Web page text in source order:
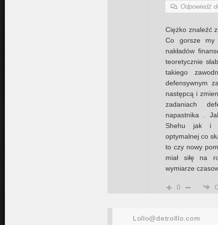
Odpowiedź
Ciężko znaleźć
Co gorsze my
nakładów
teoretycznie
takiego
defensywnym
następcą i
zadaniach
napastnika .
Shehu jak i
optymalnej co
to czy nowy
miał siłę na
wymiarze
0
Lollo@detrolllo.com